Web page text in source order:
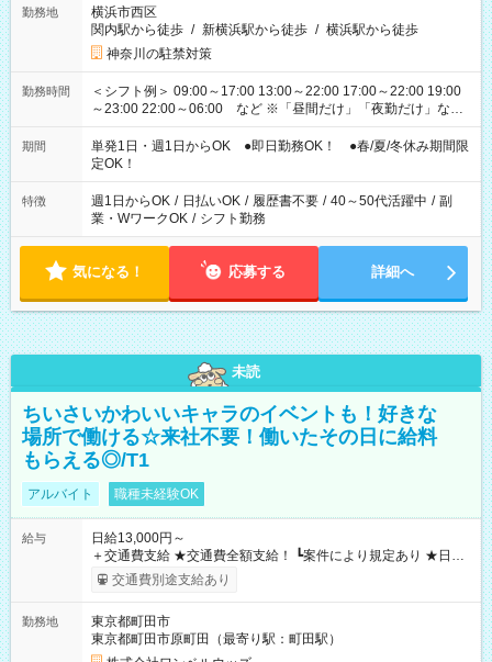
勤務地
横浜市西区
関内駅から徒歩 / 新横浜駅から徒歩 / 横浜駅から徒歩
神奈川の駐禁対策
勤務時間
＜シフト例＞ 09:00～17:00 13:00～22:00 17:00～22:00 19:00
～23:00 22:00～06:00 など ※「昼間だけ」「夜勤だけ」など
の希望OK
期間
単発1日・週1日からOK ●即日勤務OK！ ●春/夏/冬休み期間限
定OK！
特徴 週1日からOK / 日払いOK / 履歴書不要 / 40～50代活躍中 / 副
業・WワークOK / シフト勤務
気になる！ 応募する 詳細へ
未読
ちいさいかわいいキャラのイベントも！好きな
場所で働ける☆来社不要！働いたその日に給料
もらえる◎/T1
アルバイト 職種未経験OK
給与
日給13,000円～
＋交通費支給 ★交通費全額支給！ ┗案件により規定あり ★日払
いOK！（規定あり） ┗働いたその日に現金GET♪ お仕事後はコ
ンビニATMから 日払い分を引き落とせます！ 【試用期間】試
交通費別途支給あり
勤務地
東京都町田市
東京都町田市原町田（最寄り駅：町田駅）